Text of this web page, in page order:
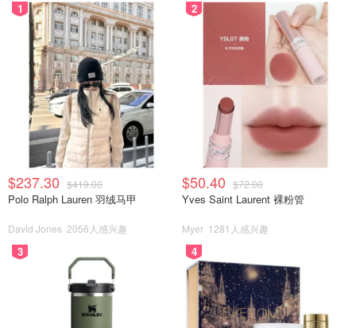
1
$237.30 $419.00
Polo Ralph Lauren 羽绒马甲
David Jones 2056人感兴趣
2
$50.40 $72.00
Yves Saint Laurent 裸粉管
Myer 1281人感兴趣
3 4